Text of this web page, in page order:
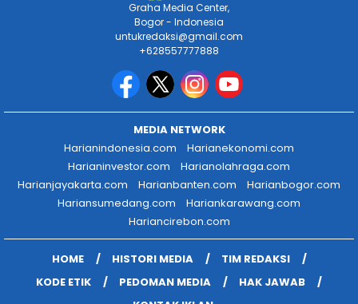
Graha Media Center,
Bogor - Indonesia
untukredaksi@gmail.com
+628557777888
MEDIA NETWORK
Harianindonesia.com
Harianekonomi.com
Harianinvestor.com
Harianolahraga.com
Harianjayakarta.com
Harianbanten.com
Harianbogor.com
Hariansumedang.com
Hariankarawang.com
Hariancirebon.com
HOME HISTORI MEDIA
TIM REDAKSI
KODE ETIK
PEDOMAN MEDIA
HAK JAWAB